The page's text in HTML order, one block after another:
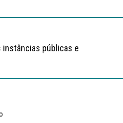
instâncias públicas e